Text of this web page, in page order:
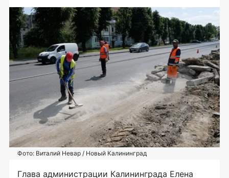
Фото: Виталий Невар / Новый Калининград
Глава администрации Калининграда Елена